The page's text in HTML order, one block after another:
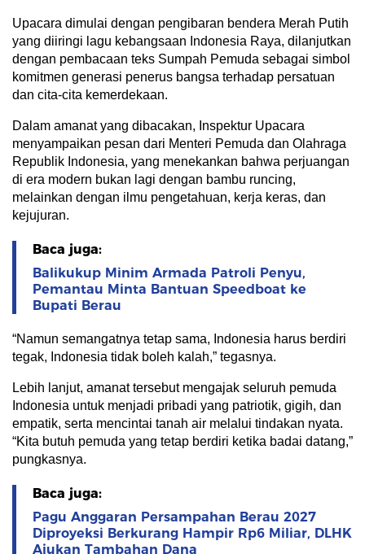
Upacara dimulai dengan pengibaran bendera Merah Putih
yang diiringi lagu kebangsaan Indonesia Raya, dilanjutkan
dengan pembacaan teks Sumpah Pemuda sebagai simbol
komitmen generasi penerus bangsa terhadap persatuan
dan cita-cita kemerdekaan.
Dalam amanat yang dibacakan, Inspektur Upacara
menyampaikan pesan dari Menteri Pemuda dan Olahraga
Republik Indonesia, yang menekankan bahwa perjuangan
di era modern bukan lagi dengan bambu runcing,
melainkan dengan ilmu pengetahuan, kerja keras, dan
kejujuran.
Baca juga:
Balikukup Minim Armada Patroli Penyu,
Pemantau Minta Bantuan Speedboat ke
Bupati Berau
“Namun semangatnya tetap sama, Indonesia harus berdiri
tegak, Indonesia tidak boleh kalah,” tegasnya.
Lebih lanjut, amanat tersebut mengajak seluruh pemuda
Indonesia untuk menjadi pribadi yang patriotik, gigih, dan
empatik, serta mencintai tanah air melalui tindakan nyata.
“Kita butuh pemuda yang tetap berdiri ketika badai datang,”
pungkasnya.
Baca juga:
Pagu Anggaran Persampahan Berau 2027
Diproyeksi Berkurang Hampir Rp6 Miliar, DLHK
Ajukan Tambahan Dana